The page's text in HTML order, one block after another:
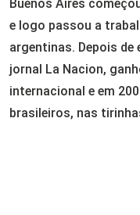
Buenos Aires
e logo passou a
argentinas. Depois
jornal La Nacion,
internacional e em
brasileiros, nas